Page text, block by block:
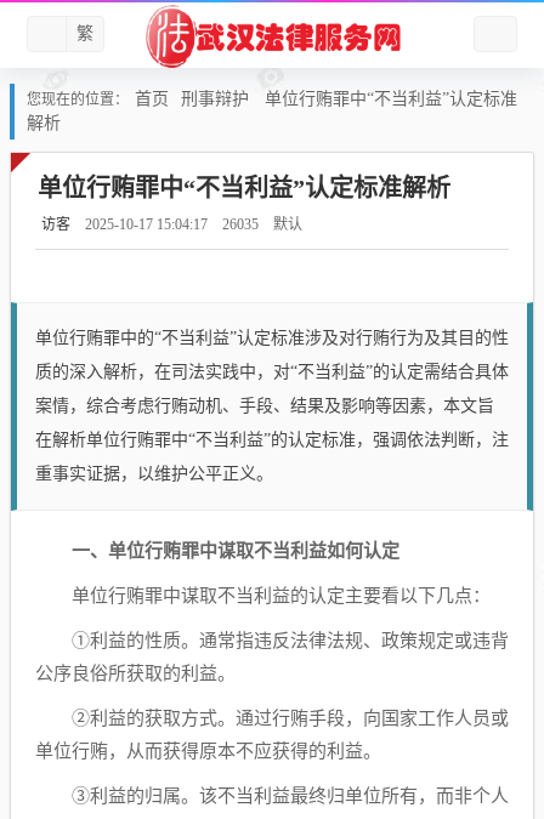
繁
您现在的位置： 首页 刑事辩护
单位行贿罪中“不当利益”认定标准
解析
单位行贿罪中“不当利益”认定标准解析
访客 2025-10-17 15:04:17 26035 默认
单位行贿罪中的“不当利益”认定标准涉及对行贿行为及其目的性
质的深入解析，在司法实践中，对“不当利益”的认定需结合具体
案情，综合考虑行贿动机、手段、结果及影响等因素，本文旨
在解析单位行贿罪中“不当利益”的认定标准，强调依法判断，注
重事实证据，以维护公平正义。
一、单位行贿罪中谋取不当利益如何认定
单位行贿罪中谋取不当利益的认定主要看以下几点：
①利益的性质。通常指违反法律法规、政策规定或违背
公序良俗所获取的利益。
②利益的获取方式。通过行贿手段，向国家工作人员或
单位行贿，从而获得原本不应获得的利益。
③利益的归属。该不当利益最终归单位所有，而非个人